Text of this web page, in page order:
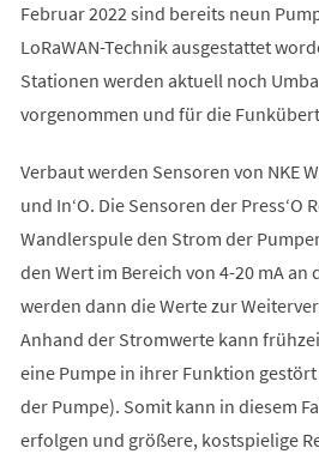
Februar 2022 sind bereits neun
LoRaWAN-Technik ausgestattet
Stationen werden aktuell noch
vorgenommen und für die
Verbaut werden Sensoren von NKE
und In‘O. Die Sensoren der Press‘O
Wandlerspule den Strom der
den Wert im Bereich von 4-20 mA an
werden dann die Werte zur
Anhand der Stromwerte kann
eine Pumpe in ihrer Funktion
der Pumpe). Somit kann in diesem
erfolgen und größere, kostspielige